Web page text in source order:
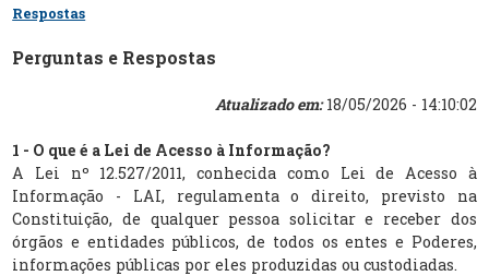
Respostas
Perguntas e Respostas
Atualizado em:18/05/2026 - 14:10:02
1 - O que é a Lei de Acesso à Informação?
A Lei nº 12.527/2011, conhecida como Lei de Acesso à
Informação - LAI, regulamenta o direito, previsto na
Constituição, de qualquer pessoa solicitar e receber dos
órgãos e entidades públicos, de todos os entes e Poderes,
informações públicas por eles produzidas ou custodiadas.